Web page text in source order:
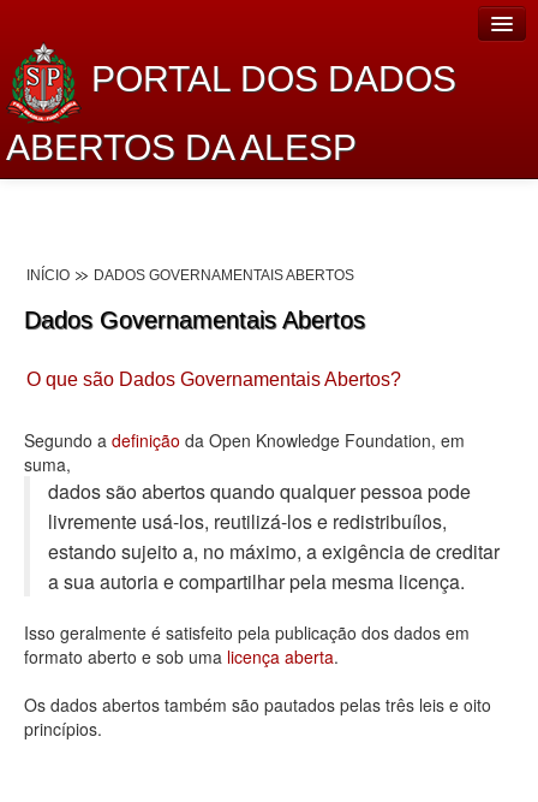
PORTAL DOS DADOS
ABERTOS DA ALESP
Lei de Acesso à Informação
Dados Governamentais Abertos
Planejamento
Catálogo de dados
Processo Legislativo
Deputados Estaduais
Administração
Legislação
Agenda
INÍCIO DADOS GOVERNAMENTAIS ABERTOS
Dados Governamentais Abertos
O que são Dados Governamentais Abertos?
Segundo a definição da Open Knowledge Foundation, em
suma,
dados são abertos quando qualquer pessoa pode
livremente usá-los, reutilizá-los e redistribuí­los,
estando sujeito a, no máximo, a exigência de creditar
a sua autoria e compartilhar pela mesma licença.
Isso geralmente é satisfeito pela publicação dos dados em
formato aberto e sob uma licença aberta.
Os dados abertos também são pautados pelas três leis e oito
princípios.